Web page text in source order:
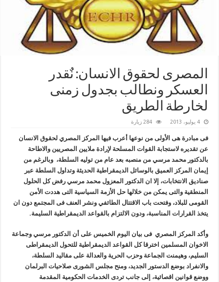
المصرى لحقوق الانسان: نٌقدر
العسكر ونطالب بجدول زمنى
لخارطة الطريق
4 يوليو، 2013 284 زيارة
فى مبادرة هى الأولى من نوعها أعرب فيها المركز المصري لحقوق الانسان
عن تقديره لاستجابة القوات المسلحة لإرادة ملايين المصريين والاطاحة
بالدكتور محمد مرسي من منصبه بعد عام من توليه السلطة، وبالرغم من
إيمان المركز العميق بالوسائل الديمقراطية الحديثة وتداول السلطة عبر
صناديق الانتخابات، إلا ان الدكتور المعزول محمد مرسي رفض كل الحلول
المنطقية والتى يمكن من خلالها حل الأزمة السياسية التى هددت الأمن
القومى للبلاد، وفتحت باب الاقتتال الطائفي ونشر العنف فى المجتمع دون ان
يتخذ القرارات المناسبة، ودون الالتزام بالقواعد الديمقراطية السليمة.
وأكد المركز المصري فى بيان اليوم الخميس على أن الدكتور مرسي وجماعة
الاخوان المسلمين اخترقا كل القواعد الديمقراطية للتحول الديمقراطى
السليم، وهيمنت الجماعة وحزب الحرية والعدالة على مقاليد السلطة،
والانفراد بوضع الدستور الجديد، ومنح مجلس الشورى صلاحيات البرلمان
ووضع قوانين اقصائية، إلى جانب تردى الخدمات الحكومية المقدمة